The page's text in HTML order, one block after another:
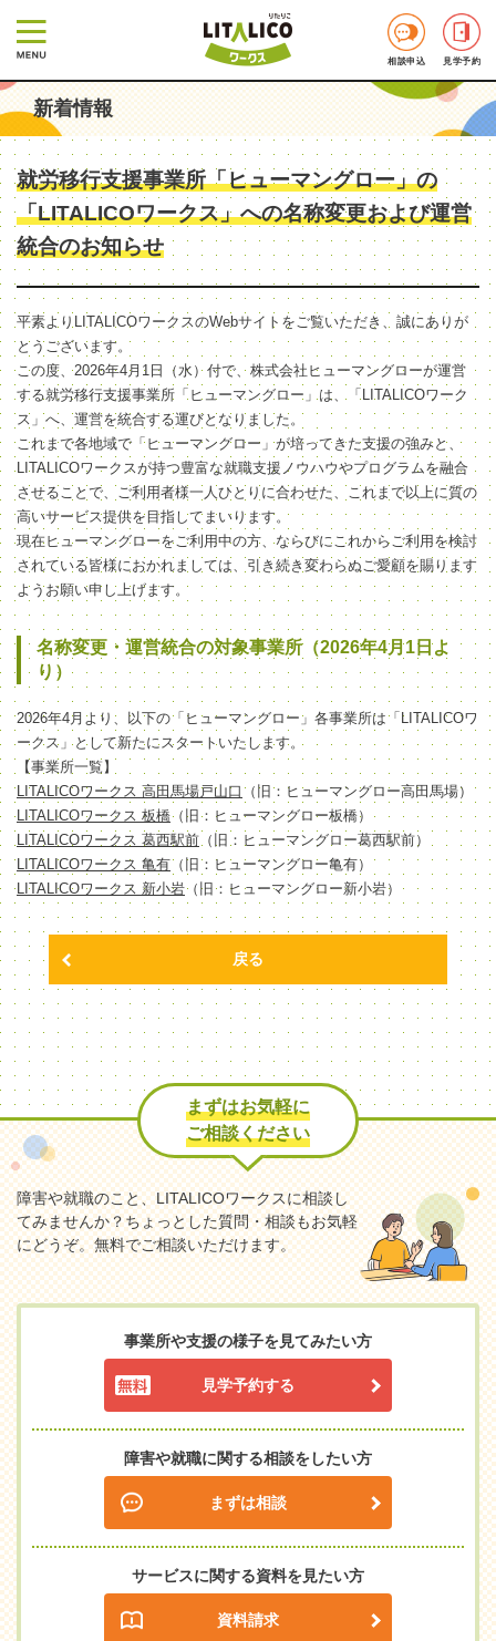
相談申込 見学予約
新着情報
就労移行支援事業所「ヒューマングロー」の
「LITALICOワークス」への名称変更および運営
統合のお知らせ
平素よりLITALICOワークスのWebサイトをご覧いただき、誠にありが
とうございます。
この度、2026年4月1日（水）付で、株式会社ヒューマングローが運営
する就労移行支援事業所「ヒューマングロー」は、「LITALICOワーク
ス」へ、運営を統合する運びとなりました。
これまで各地域で「ヒューマングロー」が培ってきた支援の強みと、
LITALICOワークスが持つ豊富な就職支援ノウハウやプログラムを融合
させることで、ご利用者様一人ひとりに合わせた、これまで以上に質の
高いサービス提供を目指してまいります。
現在ヒューマングローをご利用中の方、ならびにこれからご利用を検討
されている皆様におかれましては、引き続き変わらぬご愛顧を賜ります
ようお願い申し上げます。
名称変更・運営統合の対象事業所（2026年4月1日よ
り）
2026年4月より、以下の「ヒューマングロー」各事業所は「LITALICOワ
ークス」として新たにスタートいたします。
【事業所一覧】
LITALICOワークス 高田馬場戸山口 （旧：ヒューマングロー高田馬場）
LITALICOワークス 板橋（旧：ヒューマングロー板橋）
LITALICOワークス 葛西駅前 （旧：ヒューマングロー葛西駅前）
LITALICOワークス 亀有（旧：ヒューマングロー亀有）
LITALICOワークス 新小岩（旧：ヒューマングロー新小岩）
戻る
まずはお気軽に
ご相談ください
障害や就職のこと、LITALICOワークスに相談し
てみませんか？ちょっとした質問・相談もお気軽
にどうぞ。無料でご相談いただけます。
事業所や支援の様子を見てみたい方
見学予約する
障害や就職に関する相談をしたい方
まずは相談
サービスに関する資料を見たい方
資料請求